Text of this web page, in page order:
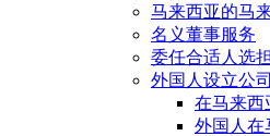
马来西亚的马
名义董事服务
委任合适人选
外国人设立公司
在马来西
外国人在